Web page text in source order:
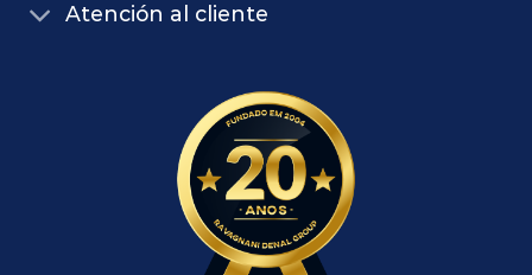
Atención al cliente